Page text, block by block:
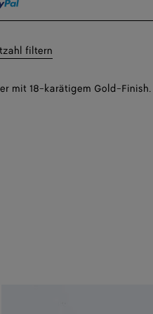
filtern
mit 18-karätigem Gold-Finish.